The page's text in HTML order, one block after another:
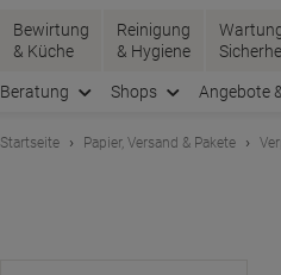
Bewirtung
& Küche
Reinigung
& Hygiene
Beratung Shops Angebote
Startseite Papier, Versand & Pakete